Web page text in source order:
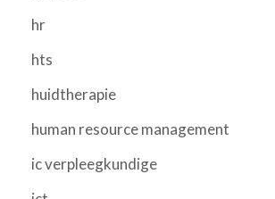
hr
hts
huidtherapie
human resource management
ic verpleegkundige